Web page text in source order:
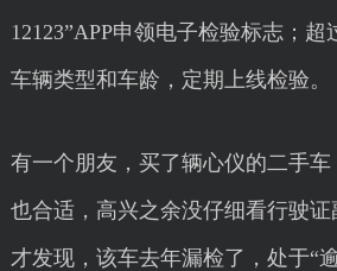
12123”APP申领电子检验标志；
车辆类型和车龄，定期上线检验。
有一个朋友，买了辆心仪的二手
也合适，高兴之余没仔细看行驶
才发现，该车去年漏检了，处于“